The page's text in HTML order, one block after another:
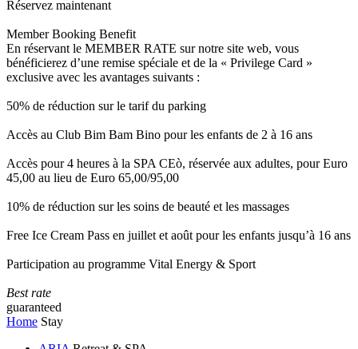
Réservez maintenant
Member Booking Benefit
En réservant le MEMBER RATE sur notre site web, vous
bénéficierez d’une remise spéciale et de la « Privilege Card »
exclusive avec les avantages suivants :
50% de réduction sur le tarif du parking
Accès au Club Bim Bam Bino pour les enfants de 2 à 16 ans
Accès pour 4 heures à la SPA CEò, réservée aux adultes, pour Euro
45,00 au lieu de Euro 65,00/95,00
10% de réduction sur les soins de beauté et les massages
Free Ice Cream Pass en juillet et août pour les enfants jusqu’à 16 ans
Participation au programme Vital Energy & Sport
Best rate
guaranteed
Home Stay